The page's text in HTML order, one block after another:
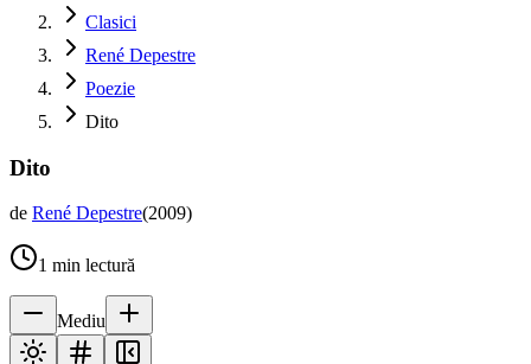
Clasici
René Depestre
Poezie
Dito
Dito
de René Depestre(2009)
1 min lectură
Mediu